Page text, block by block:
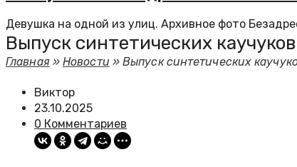
Девушка на одной из улиц. Архивное фото
Выпуск синтетических
Главная»Новости »Выпуск синтетических
Виктор
23.10.2025
0 Комментариев